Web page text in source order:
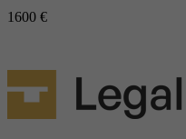
1600 €